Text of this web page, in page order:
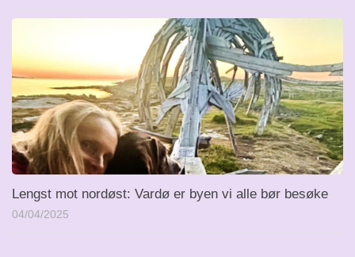
Lengst mot nordøst: Vardø er byen vi alle bør besøke
04/04/2025